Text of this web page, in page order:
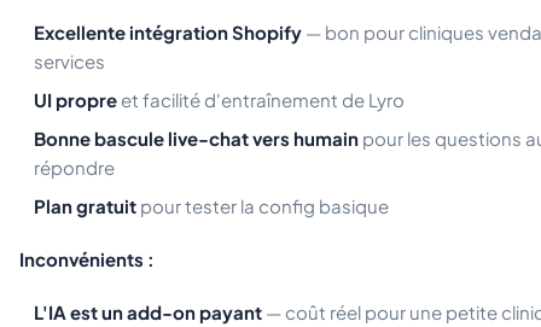
Excellente intégration Shopify — bon pour cliniques
services
UI propre et facilité d'entraînement de Lyro
Bonne bascule live-chat vers humain pour les questions
répondre
Plan gratuit pour tester la config basique
Inconvénients :
L'IA est un add-on payant — coût réel pour une petite